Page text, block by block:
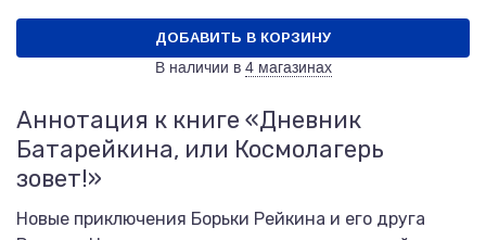
ДОБАВИТЬ В КОРЗИНУ
В наличии в 4 магазинах
Аннотация к книге «Дневник
Батарейкина, или Космолагерь
зовет!»
Новые приключения Борьки Рейкина и его друга